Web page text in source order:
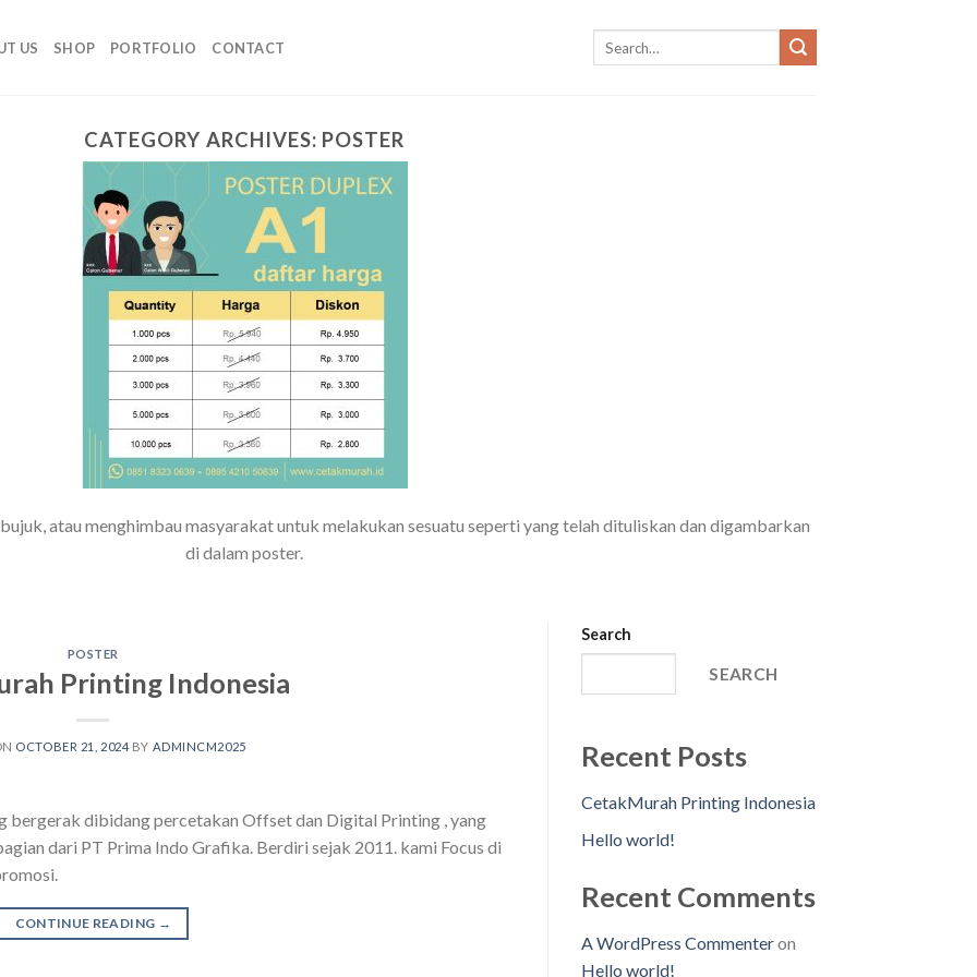
US SHOP PORTFOLIO CONTACT
CATEGORY ARCHIVES: POSTER
atau menghimbau masyarakat untuk melakukan sesuatu seperti yang telah dituliskan dan digambarkan
di dalam poster.
POSTER
Printing Indonesia
OCTOBER 21, 2024 BY ADMINCM2025
bergerak dibidang percetakan Offset dan Digital Printing , yang
dari PT Prima Indo Grafika. Berdiri sejak 2011. kami Focus di
CONTINUE READING →
Search
SEARCH
Recent Posts
CetakMurah Printing Indonesia
Hello world!
Recent Comments
A WordPress Commenteron
Hello world!